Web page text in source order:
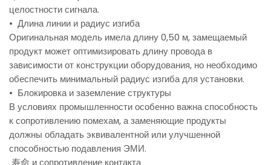
целостности сигнала.
• Длина линии и радиус изгиба
Оригинальная модель имела длину 0,50 м, замещаемый
продукт может оптимизировать длину провода в
зависимости от конструкции оборудования, но необходимо
обеспечить минимальный радиус изгиба для установки.
• Блокировка и заземление структуры
В условиях промышленности особенно важна способность
к сопротивлению помехам, а заменяющие продукты
должны обладать эквивалентной или улучшенной
способностью подавления ЭМИ.
寿命 и сопротивление контакта